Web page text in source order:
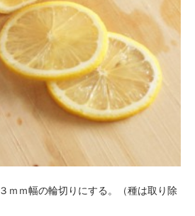
ｍｍ幅の輪切りにする。（種は取り除